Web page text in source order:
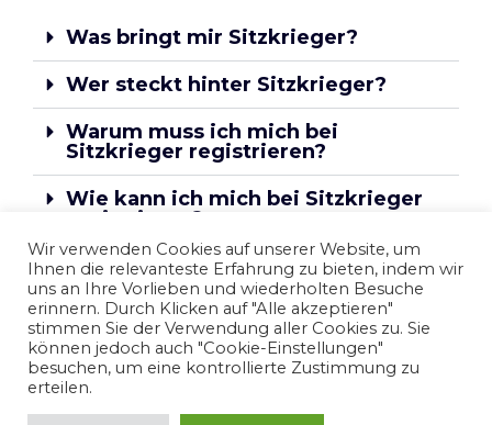
Was bringt mir Sitzkrieger?
Wer steckt hinter Sitzkrieger?
Warum muss ich mich bei
Sitzkrieger registrieren?
Wie kann ich mich bei Sitzkrieger
registrieren?
Was passiert mit meinen Daten,
wenn ich mich bei Sitzkrieger
registriere?
Warum ist Sitzkrieger für mich
kostenlos?
Wie lange ist mein Zugang gültig?
Wir verwenden Cookies auf unserer Website, um
Ihnen die relevanteste Erfahrung zu bieten, indem wir
uns an Ihre Vorlieben und wiederholten Besuche
erinnern. Durch Klicken auf "Alle akzeptieren"
stimmen Sie der Verwendung aller Cookies zu. Sie
können jedoch auch "Cookie-Einstellungen"
besuchen, um eine kontrollierte Zustimmung zu
erteilen.